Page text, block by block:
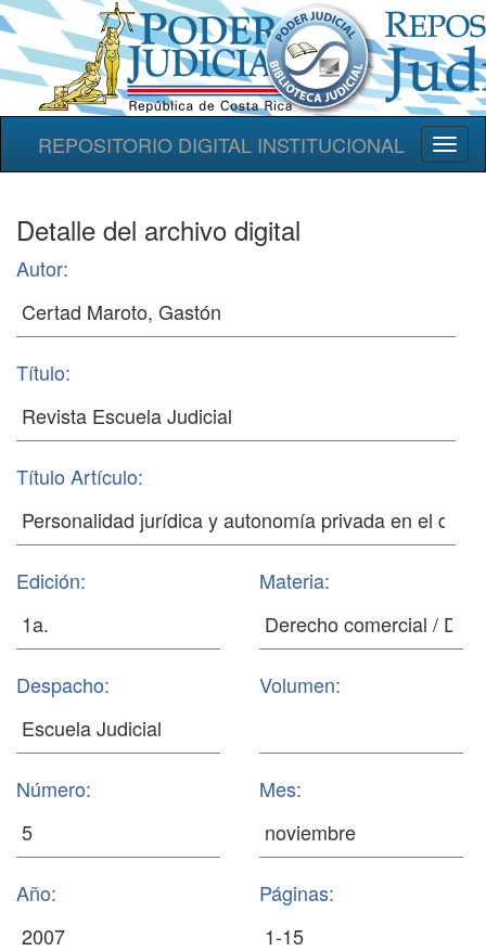
REPOSITORIO DIGITAL INSTITUCIONAL
Detalle del archivo digital
Autor:
Título:
Título Artículo:
Edición: Materia:
Despacho: Volumen:
Número: Mes:
Año: Páginas: